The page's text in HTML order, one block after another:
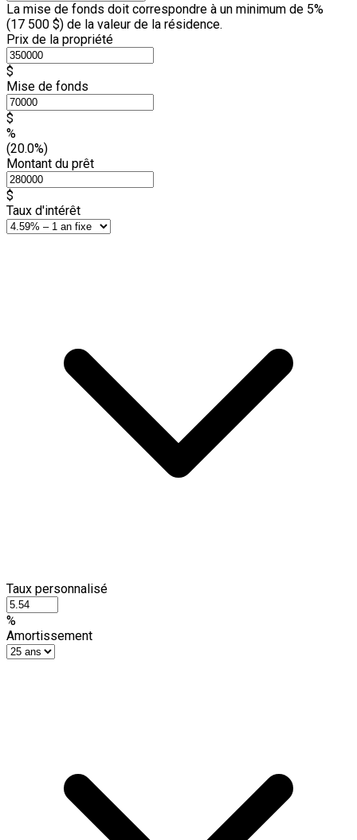
La mise de fonds doit correspondre à un minimum de 5%
(17 500 $) de la valeur de la résidence.
Prix de la propriété
$
Mise de fonds
$
%
(20.0%)
Montant du prêt
$
Taux d'intérêt
Taux personnalisé
%
Amortissement